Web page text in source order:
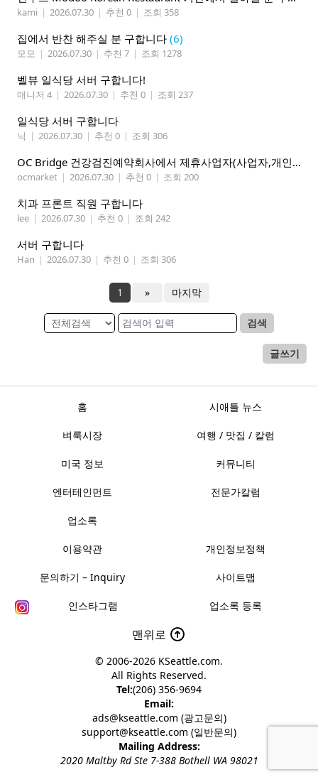
kami | 2026.07.30 | 추천 0 | 조회 358
집에서 반찬 해주실 분 구합니다 (6)
모모 | 2026.07.30 | 추천 7 | 조회 1278
벨뷰 일식당 서버 구합니다!
매니저 4 | 2026.07.30 | 추천 0 | 조회 237
일식당 서버 구합니다
닉 | 2026.07.30 | 추천 0 | 조회 306
OC Bridge 건강검진예약회사에서 제휴사업자(사업자,개인)모집 (재택근무)
ocmarket | 2026.07.30 | 추천 0 | 조회 200
치과 프론트 직원 구합니다
lee | 2026.07.30 | 추천 0 | 조회 242
서버 구합니다
Han | 2026.07.30 | 추천 0 | 조회 306
1 » 마지막
검색
글쓰기
홈 시애틀 뉴스
벼룩시장 여행 / 맛집 / 칼럼
미국 정보 커뮤니티
엔터테인먼트 전문가칼럼
업소록
이용약관 개인정보정책
문의하기 – Inquiry 사이트맵
인스타그램 업소록 등록
맨위로
© 2006-2026 KSeattle.com.
All Rights Reserved.
Tel:(206) 356-9694
Email:
ads@kseattle.com (광고문의)
support@kseattle.com (일반문의)
Mailing Address:
2020 Maltby Rd Ste 7-388 Bothell WA 98021